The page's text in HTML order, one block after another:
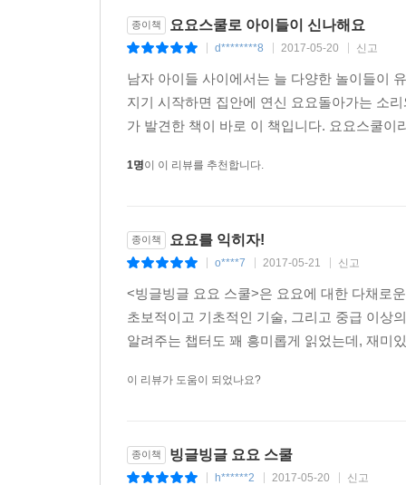
종이책 요요스쿨로 아이들이 신나해요
d********8 2017-05-20 신고
남자 아이들 사이에서는 늘 다양한 놀이들이
지기 시작하면 집안에 연신 요요돌아가는 소
가 발견한 책이 바로 이 책입니다. 요요스쿨
1명이 이 리뷰를 추천합니다.
종이책 요요를 익히자!
o****7 2017-05-21 신고
<빙글빙글 요요 스쿨>은 요요에 대한 다채로
초보적이고 기초적인 기술, 그리고 중급 이상
알려주는 챕터도 꽤 흥미롭게 읽었는데, 재미
이 리뷰가 도움이 되었나요?
종이책 빙글빙글 요요 스쿨
h******2 2017-05-20 신고